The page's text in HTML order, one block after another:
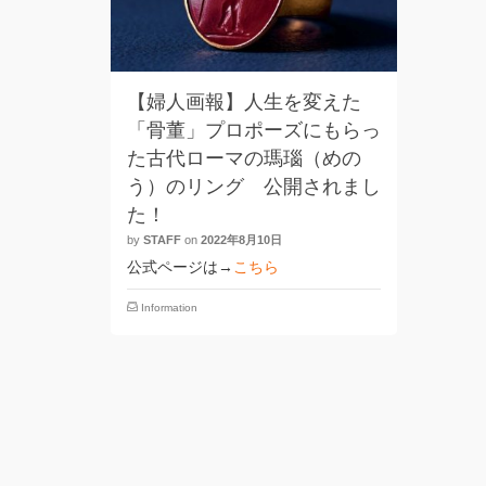
【婦人画報】人生を変えた
「骨董」プロポーズにもらっ
た古代ローマの瑪瑙（めの
う）のリング 公開されまし
た！
by STAFF on 2022年8月10日
公式ページは→ こちら
Information